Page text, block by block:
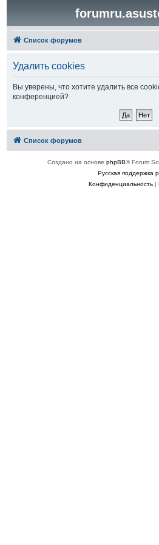
Список форумов
Удалить cookies
Вы уверены, что хотите удалить все
конференцией?
Список форумов
Создано на основе phpBB® Forum
Русская поддержка
Конфиденциальность|